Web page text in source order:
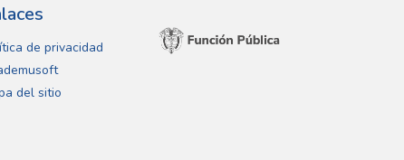
de privacidad
del sitio